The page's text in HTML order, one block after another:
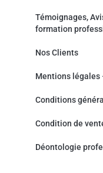
Témoignages,
formation
Nos Clients
Mentions légales
Conditions
Condition de
Déontologie